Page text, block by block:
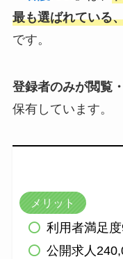
最も選ばれている
です。
登録者のみが閲覧
保有しています。
メリット
利用者満足
公開求人